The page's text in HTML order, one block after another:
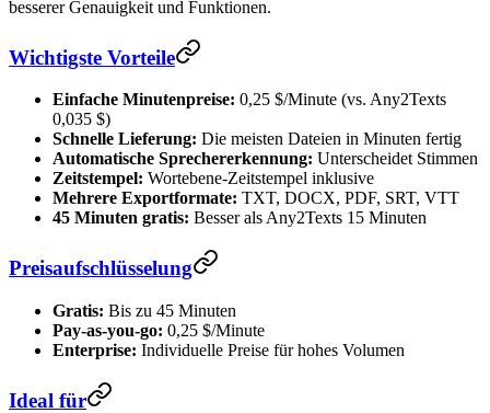
besserer Genauigkeit und Funktionen.
Wichtigste Vorteile
Einfache Minutenpreise: 0,25 $/Minute (vs. Any2Texts
0,035 $)
Schnelle Lieferung: Die meisten Dateien in Minuten fertig
Automatische Sprechererkennung: Unterscheidet Stimmen
Zeitstempel: Wortebene-Zeitstempel inklusive
Mehrere Exportformate: TXT, DOCX, PDF, SRT, VTT
45 Minuten gratis: Besser als Any2Texts 15 Minuten
Preisaufschlüsselung
Gratis: Bis zu 45 Minuten
Pay-as-you-go: 0,25 $/Minute
Enterprise: Individuelle Preise für hohes Volumen
Ideal für